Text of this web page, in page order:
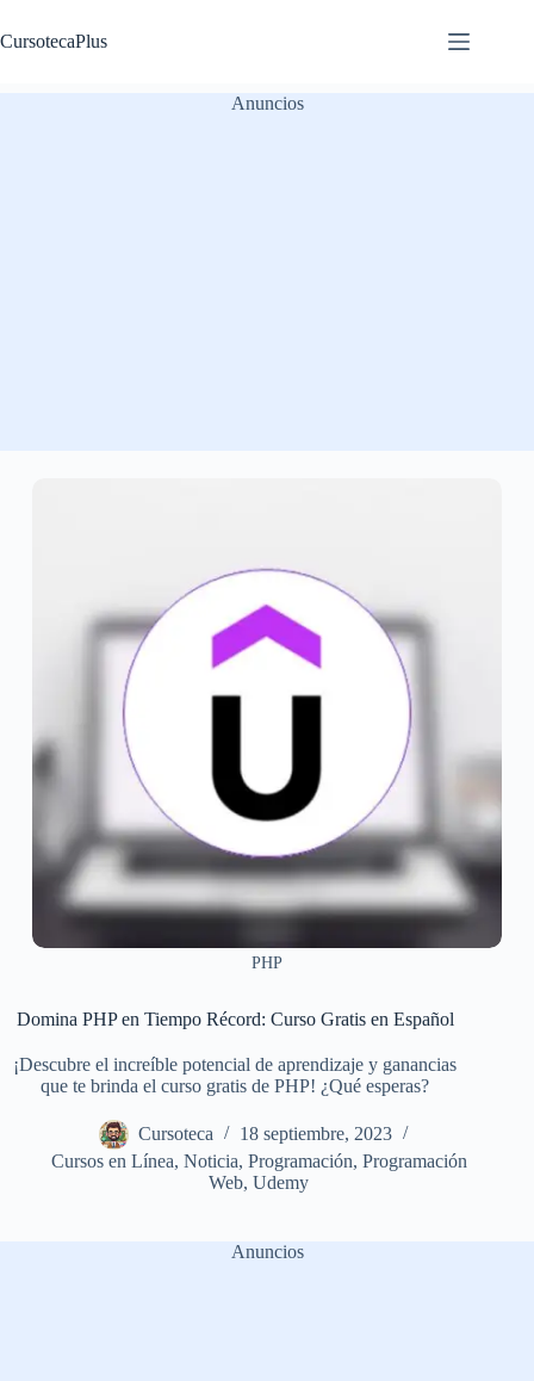
al
contenido
CursotecaPlus
Anuncios
PHP
Domina PHP en Tiempo Récord: Curso Gratis en Español
¡Descubre el increíble potencial de aprendizaje y ganancias
que te brinda el curso gratis de PHP! ¿Qué esperas?
Cursoteca
18 septiembre, 2023
Cursos en Línea, Noticia, Programación, Programación
Web,Udemy
Anuncios